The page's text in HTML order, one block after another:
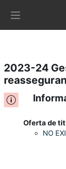
Ves al contingut
2023-24
Oferta de
NO